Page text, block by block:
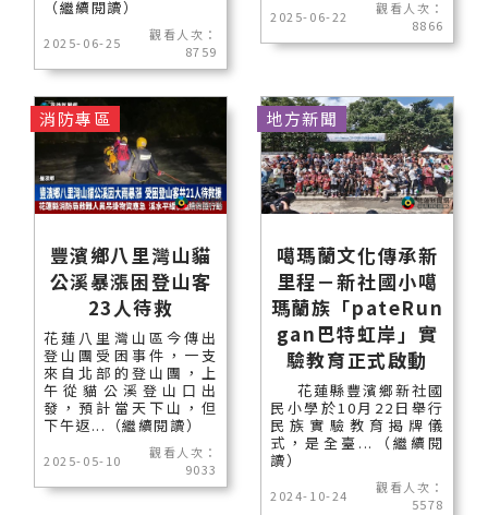
（繼續閱讀）
2025-06-25
觀看人次：
8759
2025-06-22
觀看人次：
8866
豐濱鄉八里灣山貓
公溪暴漲困登山客
23人待救
花蓮八里灣山區今傳出
登山團受困事件，一支
來自北部的登山團，上
午從貓公溪登山口出
發，預計當天下山，但
下午返...（繼續閱讀）
2025-05-10
觀看人次：
9033
消防專區
噶瑪蘭文化傳承新
里程－新社國小噶
瑪蘭族「pateRun
gan巴特虹岸」實
驗教育正式啟動
花蓮縣豐濱鄉新社國
民小學於10月22日舉行
民族實驗教育揭牌儀
式，是全臺...（繼續閱
讀）
2024-10-24
觀看人次：
5578
地方新聞